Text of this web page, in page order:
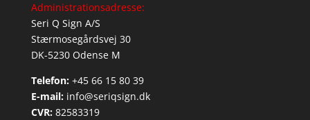
Administrationsadresse:
Seri Q Sign A/S
Stærmosegårdsvej 30
DK-5230 Odense M
Telefon: +45 66 15 80 39
E-mail: info@seriqsign.dk
CVR: 82583319